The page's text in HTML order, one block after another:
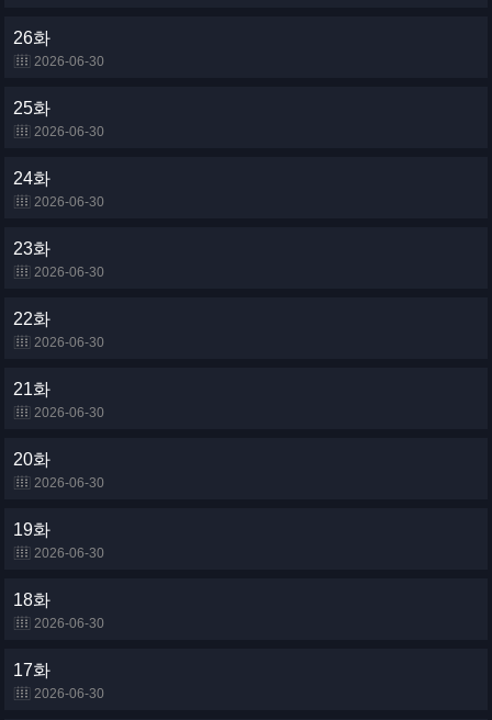
26화
2026-06-30
25화
2026-06-30
24화
2026-06-30
23화
2026-06-30
22화
2026-06-30
21화
2026-06-30
20화
2026-06-30
19화
2026-06-30
18화
2026-06-30
17화
2026-06-30